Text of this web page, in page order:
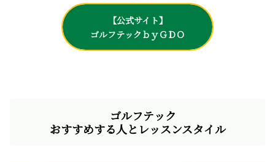
【公式サイト】
ゴルフテックｂｙＧＤＯ
ゴルフテック
おすすめする人とレッスンスタイル